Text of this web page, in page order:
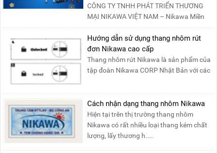
CÔNG TY TNHH PHÁT TRIỂN THƯƠNG
MẠI NIKAWA VIỆT NAM – Nikawa Miền
Bắc: Số 19, Đường Trung ....
Hướng dẫn sử dụng thang nhôm rút
đơn Nikawa cao cấp
Thang nhôm rút Nikawa là sản phẩm của
tập đoàn Nikawa CORP Nhật Bản với các
Cách nhận dạng thang nhôm Nikawa
Hiện tại trên thị trường thang nhôm
Nikawa có rất nhiều loại thang kém chất
lượng, lấy thương h....